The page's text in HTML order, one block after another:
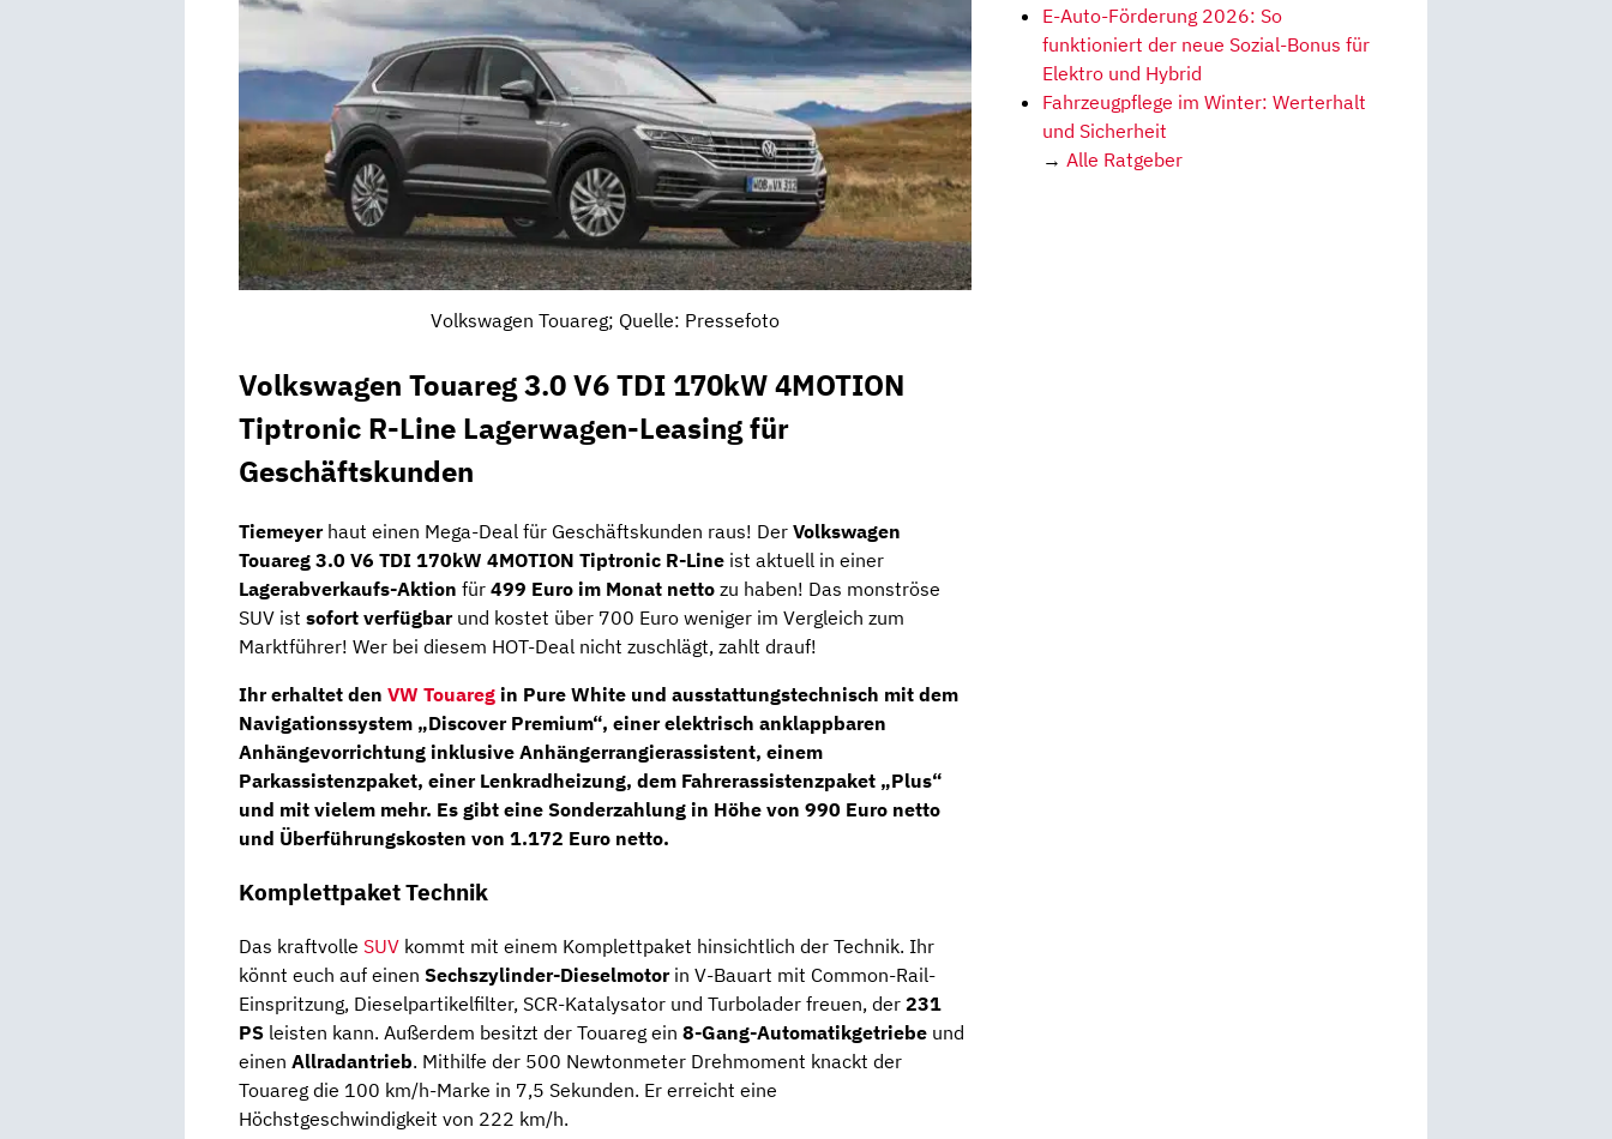
Volkswagen Touareg; Quelle: Pressefoto
Volkswagen Touareg 3.0 V6 TDI 170kW 4MOTION
Tiptronic R-Line Lagerwagen-Leasing für
Geschäftskunden
Tiemeyer haut einen Mega-Deal für Geschäftskunden raus! Der Volkswagen
Touareg 3.0 V6 TDI 170kW 4MOTION Tiptronic R-Line ist aktuell in einer
Lagerabverkaufs-Aktion für 499 Euro im Monat netto zu haben! Das monströse
SUV ist sofort verfügbarund kostet über 700 Euro weniger im Vergleich zum
Marktführer! Wer bei diesem HOT-Deal nicht zuschlägt, zahlt drauf!
Ihr erhaltet den VW Touareg in Pure White und ausstattungstechnisch mit dem
Navigationssystem „Discover Premium“, einer elektrisch anklappbaren
Anhängevorrichtung inklusive Anhängerrangierassistent, einem
Parkassistenzpaket, einer Lenkradheizung, dem Fahrerassistenzpaket „Plus“
und mit vielem mehr. Es gibt eine Sonderzahlung in Höhe von 990 Euro netto
und Überführungskosten von 1.172 Euro netto.
Komplettpaket Technik
Das kraftvolle SUV kommt mit einem Komplettpaket hinsichtlich der Technik. Ihr
könnt euch auf einen Sechszylinder-Dieselmotorin V-Bauart mit Common-Rail-
Einspritzung, Dieselpartikelfilter, SCR-Katalysator und Turbolader freuen, der 231
PS leisten kann. Außerdem besitzt der Touareg ein 8-Gang-Automatikgetriebe und
einen Allradantrieb. Mithilfe der 500 Newtonmeter Drehmoment knackt der
Touareg die 100 km/h-Marke in 7,5 Sekunden. Er erreicht eine
Höchstgeschwindigkeit von 222 km/h.
E-Auto-Förderung 2026: So
funktioniert der neue Sozial-Bonus für
Elektro und Hybrid
Fahrzeugpflege im Winter: Werterhalt
und Sicherheit
→ Alle Ratgeber